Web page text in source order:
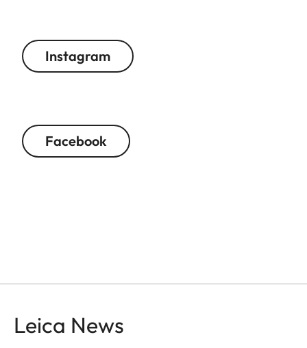
Instagram
Facebook
Leica News